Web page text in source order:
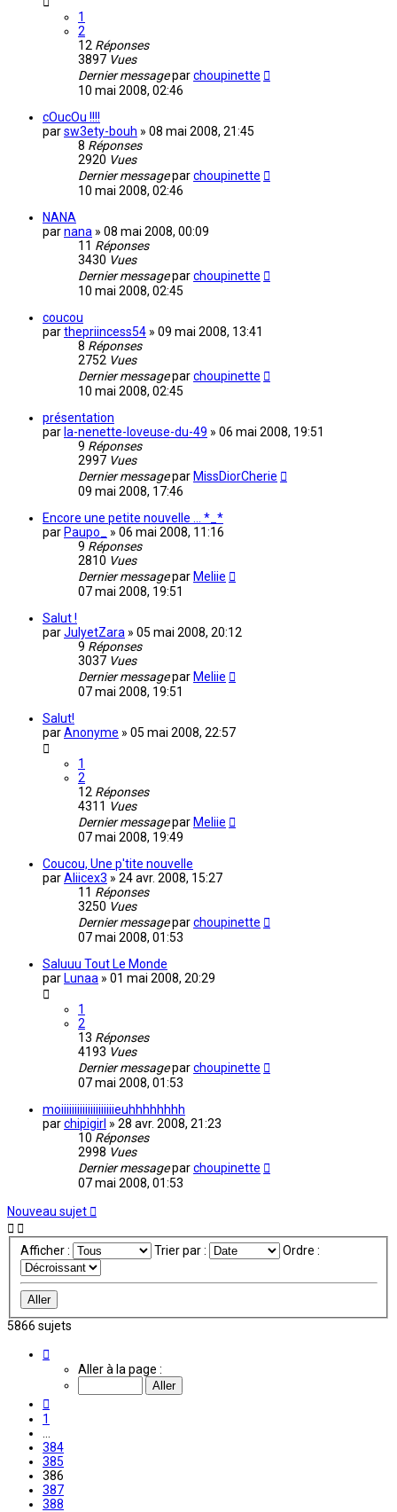
1
2
12 Réponses
3897 Vues
Dernier messageparchoupinette
10 mai 2008, 02:46
cOucOu !!!!
parsw3ety-bouh » 08 mai 2008, 21:45
8 Réponses
2920 Vues
Dernier messageparchoupinette
10 mai 2008, 02:46
NANA
parnana » 08 mai 2008, 00:09
11 Réponses
3430 Vues
Dernier messageparchoupinette
10 mai 2008, 02:45
coucou
parthepriincess54 » 09 mai 2008, 13:41
8 Réponses
2752 Vues
Dernier messageparchoupinette
10 mai 2008, 02:45
présentation
par la-nenette-loveuse-du-49 » 06 mai 2008, 19:51
9 Réponses
2997 Vues
Dernier messagepar MissDiorCherie
09 mai 2008, 17:46
Encore une petite nouvelle ... *_*
par Paupo_ » 06 mai 2008, 11:16
9 Réponses
2810 Vues
Dernier messagepar Meliie
07 mai 2008, 19:51
Salut !
parJulyetZara » 05 mai 2008, 20:12
9 Réponses
3037 Vues
Dernier messagepar Meliie
07 mai 2008, 19:51
Salut!
parAnonyme » 05 mai 2008, 22:57
1
2
12 Réponses
4311 Vues
Dernier messagepar Meliie
07 mai 2008, 19:49
Coucou, Une p'tite nouvelle
parAliicex3 » 24 avr. 2008, 15:27
11 Réponses
3250 Vues
Dernier messageparchoupinette
07 mai 2008, 01:53
Saluuu Tout Le Monde
par Lunaa » 01 mai 2008, 20:29
1
2
13 Réponses
4193 Vues
Dernier messageparchoupinette
07 mai 2008, 01:53
moiiiiiiiiiiiiiiiiiiiieuhhhhhhhh
parchipigirl » 28 avr. 2008, 21:23
10 Réponses
2998 Vues
Dernier messageparchoupinette
07 mai 2008, 01:53
Nouveau sujet
Afficher : Trier par : Ordre :
5866 sujets
386
Aller à la page :
1
384
385
386
387
388